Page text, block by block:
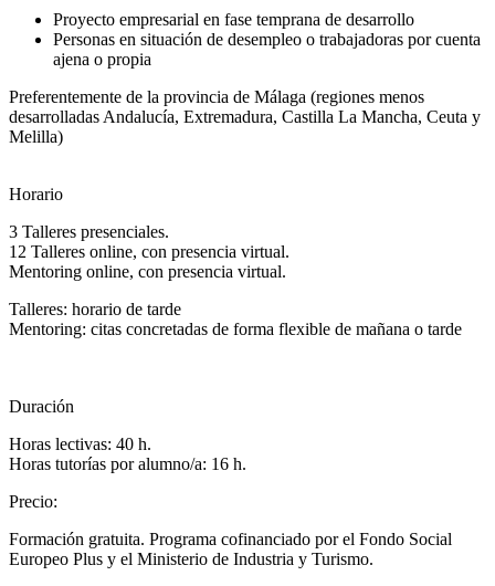
Proyecto empresarial en fase temprana de desarrollo
Personas en situación de desempleo o trabajadoras por cuenta
ajena o propia
Preferentemente de la provincia de Málaga (regiones menos
desarrolladas Andalucía, Extremadura, Castilla La Mancha, Ceuta y
Melilla)
Horario
3 Talleres presenciales.
12 Talleres online, con presencia virtual.
Mentoring online, con presencia virtual.
Talleres: horario de tarde
Mentoring: citas concretadas de forma flexible de mañana o tarde
Duración
Horas lectivas: 40 h.
Horas tutorías por alumno/a: 16 h.
Precio:
Formación gratuita. Programa cofinanciado por el Fondo Social
Europeo Plus y el Ministerio de Industria y Turismo.